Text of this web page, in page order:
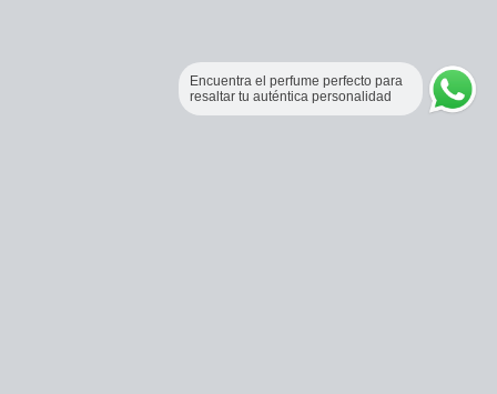
Encuentra el perfume perfecto para
resaltar tu auténtica personalidad